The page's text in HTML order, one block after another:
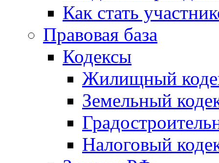
Как стать
Правовая база
Кодексы
Жилищный
Земельный
Налоговый